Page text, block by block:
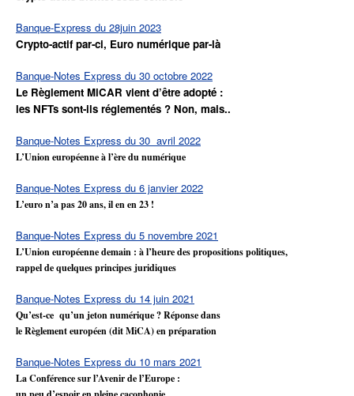
Banque-Express du 28juin 2023
Crypto-actif par-ci, Euro numérique par-là
Banque-Notes Express du 30 octobre 2022
Le Règlement MiCAR vient d’être adopté :
les NFTs sont-ils réglementés ? Non, mais..
Banque-Notes Express du 30 avril 2022
L’Union européenne à l’ère du numérique
Banque-Notes Express du 6 janvier 2022
L’euro n’a pas 20 ans, il en en 23 !
Banque-Notes Express du 5 novembre 2021
L’Union européenne demain : à l’heure des propositions politiques,
rappel de quelques principes juridiques
Banque-Notes Express du 14 juin 2021
Qu’est-ce qu’un jeton numérique ? Réponse dans
le Règlement européen (dit MiCA) en préparation
Banque-Notes Express du 10 mars 2021
La Conférence sur l’Avenir de l’Europe :